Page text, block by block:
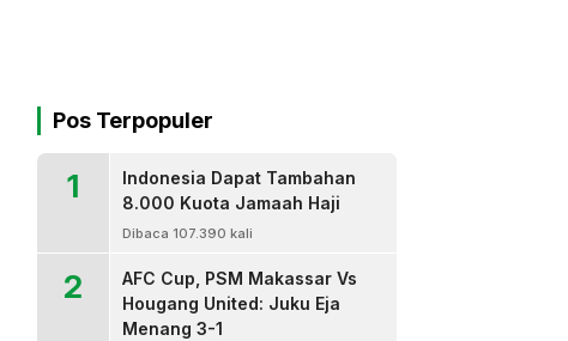
Pos Terpopuler
1
Indonesia Dapat Tambahan
8.000 Kuota Jamaah Haji
Dibaca 107.390 kali
2
AFC Cup, PSM Makassar Vs
Hougang United: Juku Eja
Menang 3-1